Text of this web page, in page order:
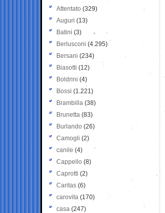
Attentato (329)
Auguri (13)
Batini (3)
Berlusconi (4.295)
Bersani (234)
Biasotti (12)
Boldrini (4)
Bossi (1.221)
Brambilla (38)
Brunetta (83)
Burlando (26)
Camogli (2)
canile (4)
Cappello (8)
Caprotti (2)
Caritas (6)
carovita (170)
casa (247)